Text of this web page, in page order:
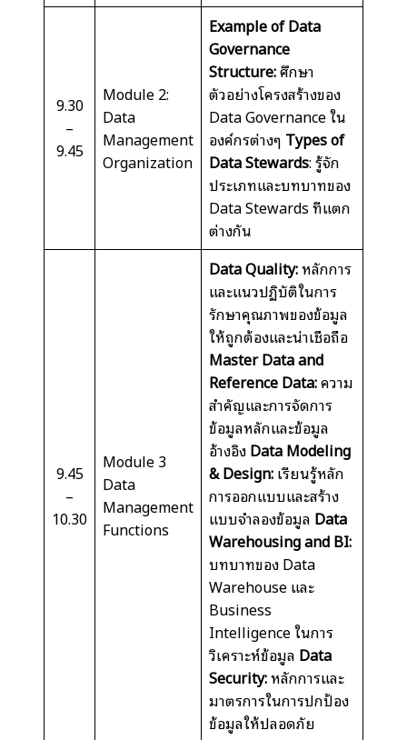
9.30
–
9.45
Module 2:
Data
Management
Organization
Example of Data
Governance
Structure:ศึกษา
ตัวอย่างโครงสร้างของ
Data Governance ใน
องค์กรต่างๆ Types of
Data Stewards: รู้จัก
ประเภทและบทบาทของ
Data Stewards ที่แตก
ต่างกัน
9.45
–
10.30
Module 3
Data
Management
Functions
Data Quality:หลักการ
และแนวปฏิบัติในการ
รักษาคุณภาพของข้อมูล
ให้ถูกต้องและน่าเชื่อถือ
Master Data and
Reference Data:ความ
สำคัญและการจัดการ
ข้อมูลหลักและข้อมูล
อ้างอิงData Modeling
& Design:เรียนรู้หลัก
การออกแบบและสร้าง
แบบจำลองข้อมูล Data
Warehousing and BI:
บทบาทของ Data
Warehouse และ
Business
Intelligence ในการ
วิเคราะห์ข้อมูล Data
Security:หลักการและ
มาตรการในการปกป้อง
ข้อมูลให้ปลอดภัย